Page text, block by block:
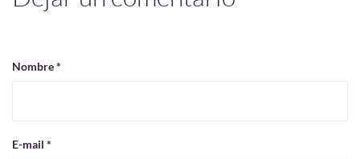
Nombre *
E-mail *